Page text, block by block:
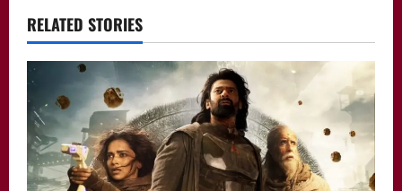
a
v
i
g
a
RELATED STORIES